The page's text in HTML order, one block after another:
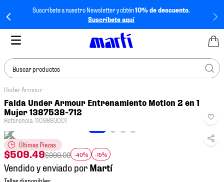
Suscríbete a nuestro Newsletter y obtén10% de descuento.
Suscríbete aquí
Buscar productos
Under Armour
Falda Under Armour Entrenamiento Motion 2 en 1
Mujer 1387538-712
Referencia:1109893001
Últimas Piezas
$509.49$999.00 -40% -15%
Vendido y enviado por
TÉRMINOS MÁS
BUSCADOS
1.
tenis mujer
2.
tenis hombre
3.
tenis
4
tenis futbol